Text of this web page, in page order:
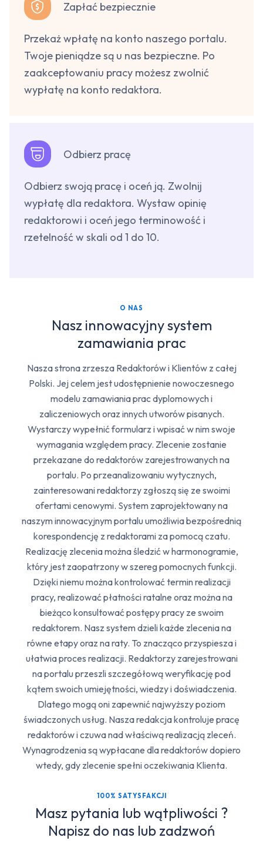
Zapłać bezpiecznie
Przekaż wpłatę na konto naszego portalu.
Twoje pieniądze są u nas bezpieczne. Po
zaakceptowaniu pracy możesz zwolnić
wypłatę na konto redaktora.
Odbierz pracę
Odbierz swoją pracę i oceń ją. Zwolnij
wypłatę dla redaktora. Wystaw opinię
redaktorowi i oceń jego terminowość i
rzetelność w skali od 1 do 10.
O NAS
Nasz innowacyjny system
zamawiania prac
Nasza strona zrzesza Redaktorów i Klientów z całej
Polski. Jej celem jest udostępnienie nowoczesnego
modelu zamawiania prac dyplomowych i
zaliczeniowych oraz innych utworów pisanych.
Wystarczy wypełnić formularz i wpisać w nim swoje
wymagania względem pracy. Zlecenie zostanie
przekazane do redaktorów zarejestrowanych na
portalu. Po przeanalizowaniu wytycznych,
zainteresowani redaktorzy zgłoszą się ze swoimi
ofertami cenowymi. System zaprojektowany na
naszym innowacyjnym portalu umożliwia bezpośrednią
korespondencję z redaktorami za pomocą czatu.
Realizację zlecenia można śledzić w harmonogramie,
który jest zaopatrzony w szereg pomocnych funkcji.
Dzięki niemu można kontrolować termin realizacji
pracy, realizować płatności ratalne oraz można na
bieżąco konsultować postępy pracy ze swoim
redaktorem. Nasz system dzieli każde zlecenia na
równe etapy oraz na raty. To znacząco przyspiesza i
ułatwia proces realizacji. Redaktorzy zarejestrowani
na portalu przeszli szczegółową weryfikację pod
kątem swoich umiejętności, wiedzy i doświadczenia.
Dlatego mogą oni zapewnić najwyższy poziom
świadczonych usług. Nasza redakcja kontroluje pracę
redaktorów i czuwa nad właściwą realizacją zleceń.
Wynagrodzenia są wypłacane dla redaktorów dopiero
wtedy, gdy zlecenie spełni oczekiwania Klienta.
100% SATYSFAKCJI
Masz pytania lub wątpliwości ?
Napisz do nas lub zadzwoń